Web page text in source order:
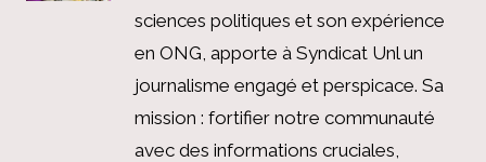
sciences politiques et son expérience
en ONG, apporte à Syndicat Unl un
journalisme engagé et perspicace. Sa
mission : fortifier notre communauté
avec des informations cruciales,